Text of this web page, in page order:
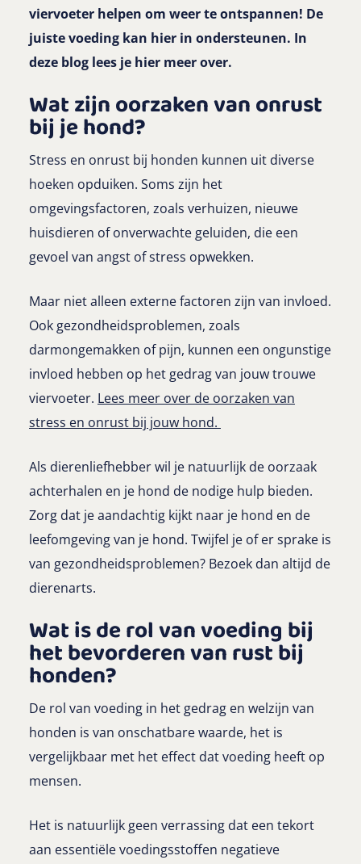
viervoeter helpen om weer te ontspannen! De
juiste voeding kan hier in ondersteunen. In
deze blog lees je hier meer over.
Wat zijn oorzaken van onrust
bij je hond?
Stress en onrust bij honden kunnen uit diverse
hoeken opduiken. Soms zijn het
omgevingsfactoren, zoals verhuizen, nieuwe
huisdieren of onverwachte geluiden, die een
gevoel van angst of stress opwekken.
Maar niet alleen externe factoren zijn van invloed.
Ook gezondheidsproblemen, zoals
darmongemakken of pijn, kunnen een ongunstige
invloed hebben op het gedrag van jouw trouwe
viervoeter. Lees meer over de oorzaken van
stress en onrust bij jouw hond.
Als dierenliefhebber wil je natuurlijk de oorzaak
achterhalen en je hond de nodige hulp bieden.
Zorg dat je aandachtig kijkt naar je hond en de
leefomgeving van je hond. Twijfel je of er sprake is
van gezondheidsproblemen? Bezoek dan altijd de
dierenarts.
Wat is de rol van voeding bij
het bevorderen van rust bij
honden?
De rol van voeding in het gedrag en welzijn van
honden is van onschatbare waarde, het is
vergelijkbaar met het effect dat voeding heeft op
mensen.
Het is natuurlijk geen verrassing dat een tekort
aan essentiële voedingsstoffen negatieve